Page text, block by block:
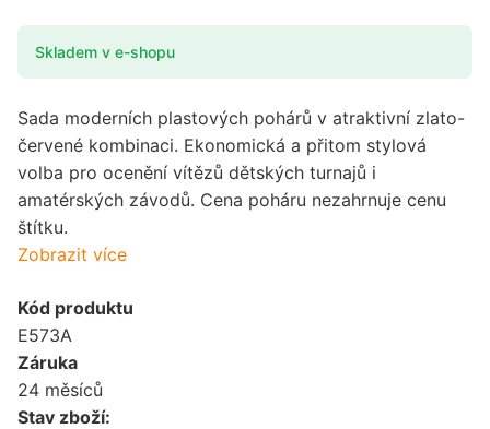
Skladem v e-shopu
Sada moderních plastových pohárů v atraktivní zlato-
červené kombinaci. Ekonomická a přitom stylová
volba pro ocenění vítězů dětských turnajů i
amatérských závodů. Cena poháru nezahrnuje cenu
štítku.
Zobrazit více
Kód produktu
E573A
Záruka
24 měsíců
Stav zboží: